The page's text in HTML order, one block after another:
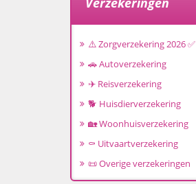
⚠️ Zorgverzekering 2026 ✅
🚗 Autoverzekering
✈️ Reisverzekering
🐕 Huisdierverzekering
🏡 Woonhuisverzekering
⚰️ Uitvaartverzekering
📜 Overige verzekeringen